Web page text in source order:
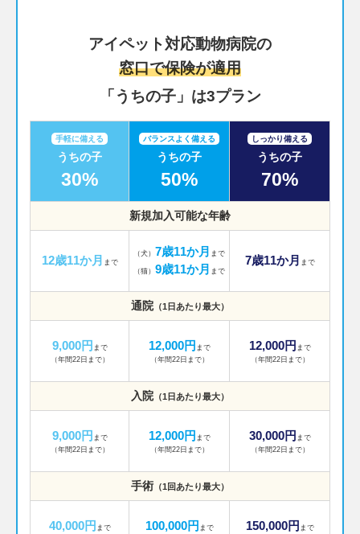
アイペット対応動物病院の
窓口で保険が適用
「うちの子」は3プラン
手軽に備える
うちの子
30%
バランスよく備える
うちの子
50%
しっかり備える
うちの子
70%
新規加入可能な年齢
12歳11か月 まで
（犬） 7歳11か月 まで
（猫） 9歳11か月 まで
7歳11か月 まで
通院（1日あたり最大）
9,000円 まで
（年間22日まで）
12,000円 まで
（年間22日まで）
12,000円 まで
（年間22日まで）
入院（1日あたり最大）
9,000円 まで
（年間22日まで）
12,000円 まで
（年間22日まで）
30,000円 まで
（年間22日まで）
手術 （1回あたり最大）
40,000円 まで
100,000円 まで
150,000円 まで